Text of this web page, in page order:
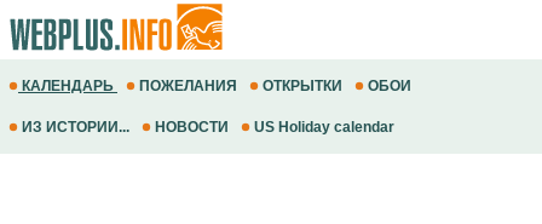
КАЛЕНДАРЬ ПОЖЕЛАНИЯ ОТКРЫТКИ ОБОИ
ИЗ ИСТОРИИ... НОВОСТИ US Holiday calendar